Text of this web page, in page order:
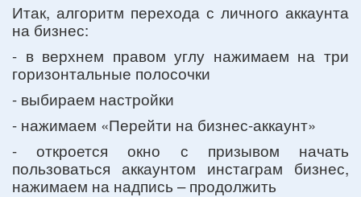
Итак, алгоритм перехода с личного аккаунта
на бизнес:
- в верхнем правом углу нажимаем на три
горизонтальные полосочки
- выбираем настройки
- нажимаем «Перейти на бизнес-аккаунт»
- откроется окно с призывом начать
пользоваться аккаунтом инстаграм бизнес,
нажимаем на надпись – продолжить